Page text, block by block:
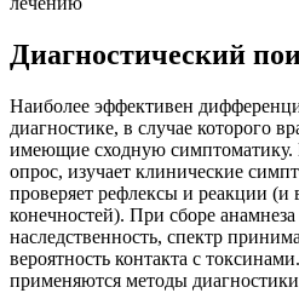
Диагностический
Наиболее эффективен
диагностике, в случае которого
имеющие сходную симптоматику.
опрос, изучает клинические
проверяет рефлексы и реакции
конечностей). При сборе
наследственность, спектр
вероятность контакта с
применяются методы